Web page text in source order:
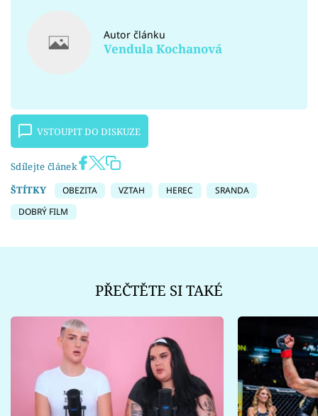
Autor článku
Vendula Kochanová
VSTOUPIT DO DISKUZE
Sdílejte článek
ŠTÍTKY
OBEZITA VZTAH HEREC
SRANDA
DOBRÝ FILM
PŘEČTĚTE SI TAKÉ